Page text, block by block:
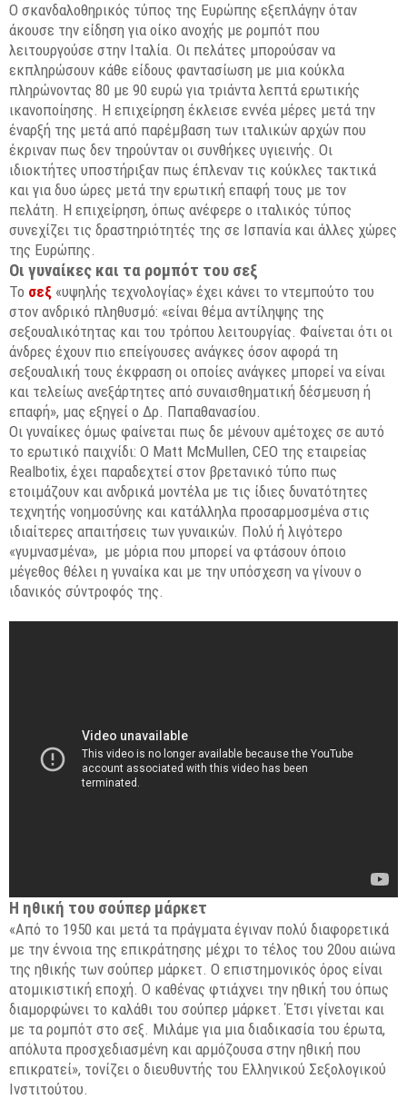
Ο σκανδαλοθηρικός τύπος της Ευρώπης εξεπλάγην όταν
άκουσε την είδηση για οίκο ανοχής με ρομπότ που
λειτουργούσε στην Ιταλία. Οι πελάτες μπορούσαν να
εκπληρώσουν κάθε είδους φαντασίωση με μια κούκλα
πληρώνοντας 80 με 90 ευρώ για τριάντα λεπτά ερωτικής
ικανοποίησης. Η επιχείρηση έκλεισε εννέα μέρες μετά την
έναρξή της μετά από παρέμβαση των ιταλικών αρχών που
έκριναν πως δεν τηρούνταν οι συνθήκες υγιεινής. Οι
ιδιοκτήτες υποστήριξαν πως έπλεναν τις κούκλες τακτικά
και για δυο ώρες μετά την ερωτική επαφή τους με τον
πελάτη. Η επιχείρηση, όπως ανέφερε ο ιταλικός τύπος
συνεχίζει τις δραστηριότητές της σε Ισπανία και άλλες χώρες
της Ευρώπης.
Οι γυναίκες και τα ρομπότ του σεξ
Το σεξ «υψηλής τεχνολογίας» έχει κάνει το ντεμπούτο του
στον ανδρικό πληθυσμό: «είναι θέμα αντίληψης της
σεξουαλικότητας και του τρόπου λειτουργίας. Φαίνεται ότι οι
άνδρες έχουν πιο επείγουσες ανάγκες όσον αφορά τη
σεξουαλική τους έκφραση οι οποίες ανάγκες μπορεί να είναι
και τελείως ανεξάρτητες από συναισθηματική δέσμευση ή
επαφή», μας εξηγεί ο Δρ. Παπαθανασίου.
Οι γυναίκες όμως φαίνεται πως δε μένουν αμέτοχες σε αυτό
το ερωτικό παιχνίδι: Ο Matt McMullen, CEO της εταιρείας
Realbotix, έχει παραδεχτεί στον βρετανικό τύπο πως
ετοιμάζουν και ανδρικά μοντέλα με τις ίδιες δυνατότητες
τεχνητής νοημοσύνης και κατάλληλα προσαρμοσμένα στις
ιδιαίτερες απαιτήσεις των γυναικών. Πολύ ή λιγότερο
«γυμνασμένα», με μόρια που μπορεί να φτάσουν όποιο
μέγεθος θέλει η γυναίκα και με την υπόσχεση να γίνουν ο
ιδανικός σύντροφός της.
Η ηθική του σούπερ μάρκετ
«Από το 1950 και μετά τα πράγματα έγιναν πολύ διαφορετικά
με την έννοια της επικράτησης μέχρι το τέλος του 20ου αιώνα
της ηθικής των σούπερ μάρκετ. Ο επιστημονικός όρος είναι
ατομικιστική εποχή. Ο καθένας φτιάχνει την ηθική του όπως
διαμορφώνει το καλάθι του σούπερ μάρκετ. Έτσι γίνεται και
με τα ρομπότ στο σεξ. Μιλάμε για μια διαδικασία του έρωτα,
απόλυτα προσχεδιασμένη και αρμόζουσα στην ηθική που
επικρατεί», τονίζει ο διευθυντής του Ελληνικού Σεξολογικού
Ινστιτούτου.